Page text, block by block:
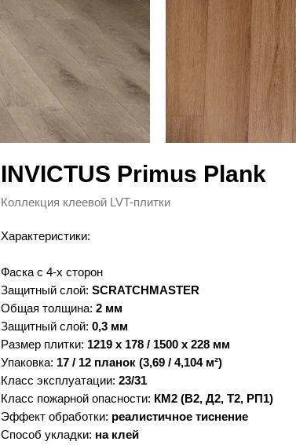
INVICTUS Primus Plank
Коллекция клеевой LVT-плитки
Характеристики:
Фаска с 4-х сторон
Защитный слой: SCRATCHMASTER
Общая толщина: 2 мм
Защитный слой: 0,3 мм
Размер плитки: 1219 x 178 / 1500 x 228 мм
Упаковка: 17 / 12 планок (3,69 / 4,104 м²)
Класс эксплуатации: 23/31
Класс пожарной опасности: КМ2 (В2, Д2, Т2, РП1)
Эффект обработки: реалистичное тиснение
Способ укладки: на клей